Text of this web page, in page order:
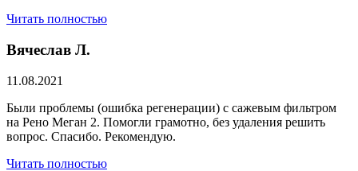
Читать полностью
Вячеслав Л.
11.08.2021
Были проблемы (ошибка регенерации) с сажевым фильтром
на Рено Меган 2. Помогли грамотно, без удаления решить
вопрос. Спасибо. Рекомендую.
Читать полностью